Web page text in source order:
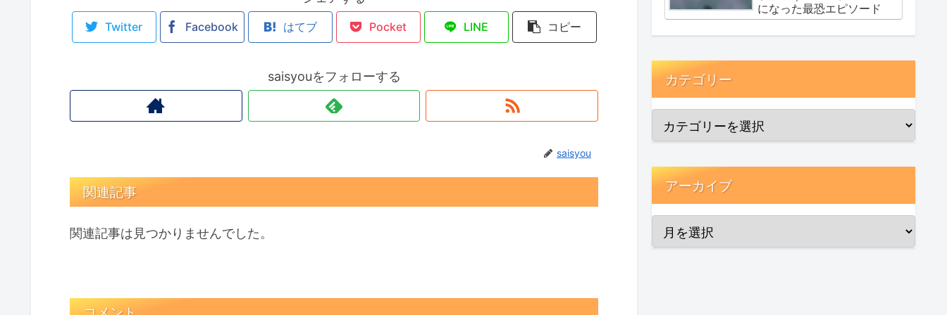
Twitter Facebook はてブ Pocket LINE コピー
saisyouをフォローする
saisyou
関連記事
関連記事は見つかりませんでした。
になった最恐エピソード
カテゴリー
アーカイブ